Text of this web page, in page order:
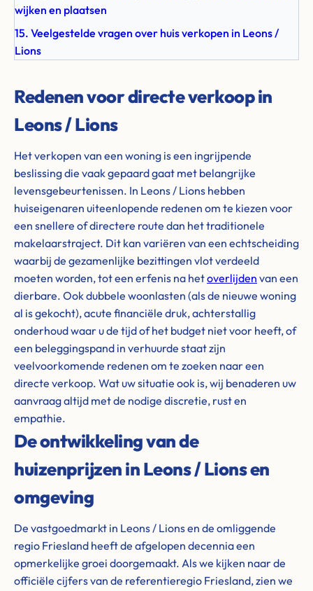
wijken en plaatsen
15. Veelgestelde vragen over huis verkopen in Leons /
Lions
Redenen voor directe verkoop in
Leons / Lions
Het verkopen van een woning is een ingrijpende
beslissing die vaak gepaard gaat met belangrijke
levensgebeurtenissen. In Leons / Lions hebben
huiseigenaren uiteenlopende redenen om te kiezen voor
een snellere of directere route dan het traditionele
makelaarstraject. Dit kan variëren van een echtscheiding
waarbij de gezamenlijke bezittingen vlot verdeeld
moeten worden, tot een erfenis na hetoverlijden van een
dierbare. Ook dubbele woonlasten (als de nieuwe woning
al is gekocht), acute financiële druk, achterstallig
onderhoud waar u de tijd of het budget niet voor heeft, of
een beleggingspand in verhuurde staat zijn
veelvoorkomende redenen om te zoeken naar een
directe verkoop. Wat uw situatie ook is, wij benaderen uw
aanvraag altijd met de nodige discretie, rust en
empathie.
De ontwikkeling van de
huizenprijzen in Leons / Lions en
omgeving
De vastgoedmarkt in Leons / Lions en de omliggende
regio Friesland heeft de afgelopen decennia een
opmerkelijke groei doorgemaakt. Als we kijken naar de
officiële cijfers van de referentieregio Friesland, zien we